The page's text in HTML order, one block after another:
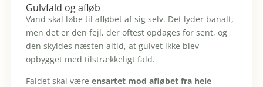
Gulvfald og afløb
Vand skal løbe til afløbet af sig selv. Det lyder banalt,
men det er den fejl, der oftest opdages for sent, og
den skyldes næsten altid, at gulvet ikke blev
opbygget med tilstrækkeligt fald.
Faldet skal være ensartet mod afløbet fra hele